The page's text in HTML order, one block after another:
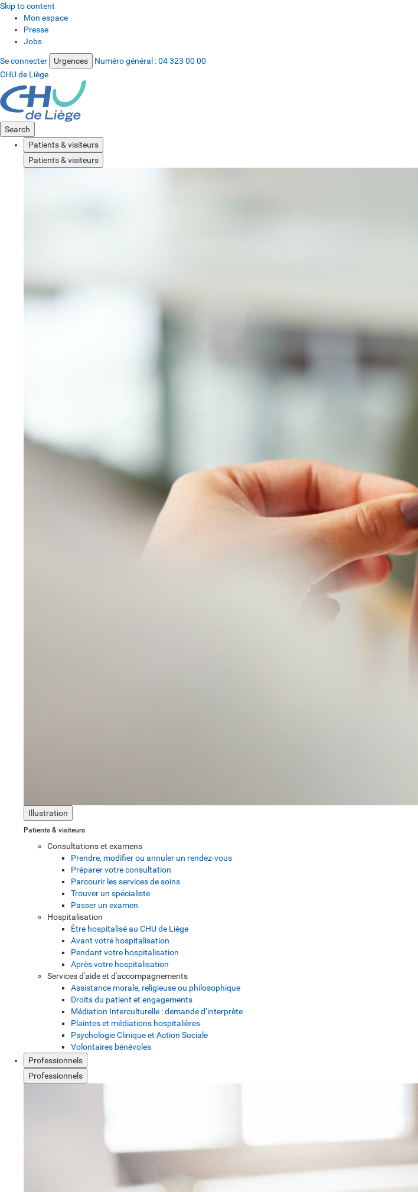
Skip to content
Mon espace
Presse
Jobs
Se connecter Urgences Numéro général :04 323 00 00
CHU de Liège
Search
Patients & visiteurs
Patients & visiteurs
Illustration
Patients & visiteurs
Consultations et examens
Prendre, modifier ou annuler un rendez-vous
Préparer votre consultation
Parcourir les services de soins
Trouver un spécialiste
Passer un examen
Hospitalisation
Être hospitalisé au CHU de Liège
Avant votre hospitalisation
Pendant votre hospitalisation
Après votre hospitalisation
Services d'aide et d'accompagnements
Assistance morale, religieuse ou philosophique
Droits du patient et engagements
Médiation Interculturelle : demande d’interprète
Plaintes et médiations hospitalières
Psychologie Clinique et Action Sociale
Volontaires bénévoles
Professionnels
Professionnels